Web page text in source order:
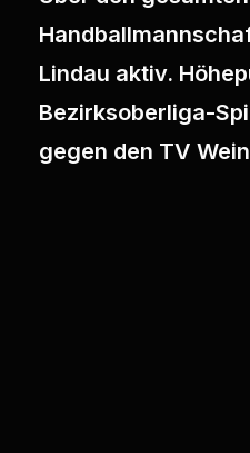
Lindau aktiv.
Bezirksoberliga-
gegen den TV